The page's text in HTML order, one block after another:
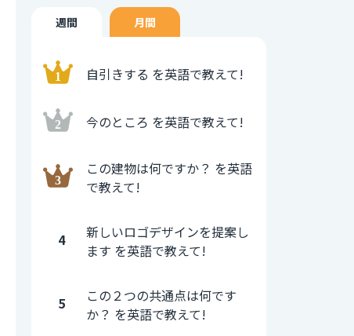
週間 月間
自引きする を英語で教えて!
今のところ を英語で教えて!
この建物は何ですか？ を英語
で教えて!
4
新しいロゴデザインを提案し
ます を英語で教えて!
5
この２つの共通点は何です
か？ を英語で教えて!